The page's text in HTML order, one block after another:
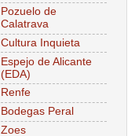
Pozuelo de
Calatrava
Cultura Inquieta
Espejo de Alicante
(EDA)
Renfe
Bodegas Peral
Zoes